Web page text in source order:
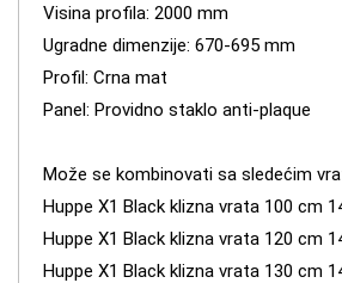
Visina profila: 2000 mm
Ugradne dimenzije: 670-695 mm
Profil: Crna mat
Panel: Providno staklo anti-plaque
Može se kombinovati sa sledećim
Huppe X1 Black klizna vrata 100 cm
Huppe X1 Black klizna vrata 120 cm
Huppe X1 Black klizna vrata 130 cm